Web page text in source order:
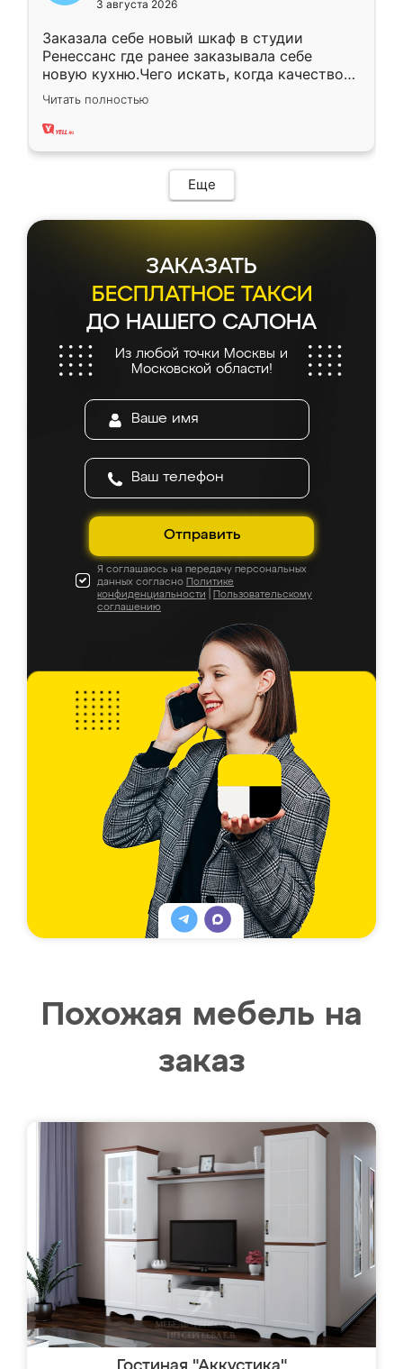
3 августа 2026
Заказала себе новый шкаф в студии
Ренессанс где ранее заказывала себе
новую кухню.Чего искать, когда качеством
вполне довольна. Служит кухня уже почти
два года, нареканий нет.
Читать полностью
Еще
ЗАКАЗАТЬ
БЕСПЛАТНОЕ ТАКСИ
ДО НАШЕГО САЛОНА
Из любой точки Москвы и
Московской области!
Отправить
Я соглашаюсь на передачу персональных
данных согласно Политике
конфиденциальности
Пользовательскому
соглашению
Похожая мебель на
заказ